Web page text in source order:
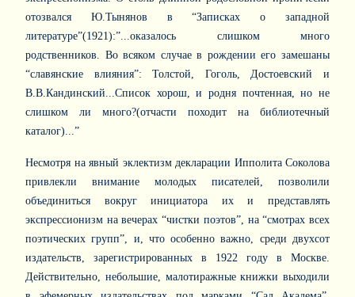
отозвался Ю.Тынянов в “Записках о западной
литературе”(1921):”...оказалось слишком много
родственников. Во всяком случае в рождении его замешаны
“славянские влияния”: Толстой, Гоголь, Достоевский и
В.В.Кандинский...Список хорош, и родня почтенная, но не
слишком ли много?(отчасти походит на библиотечный
каталог)...”
Несмотря на явный эклектизм декларации Ипполита Соколова
привлекли внимание молодых писателей, позволили
объединиться вокруг инициатора их и представлять
экспрессионизм на вечерах “чистки поэтов”, на “смотрах всех
поэтических групп”, и, что особенно важно, среди двухсот
издательств, зарегистрированных в 1922 году в Москве.
Действительно, небольшие, малотиражные книжки выходили